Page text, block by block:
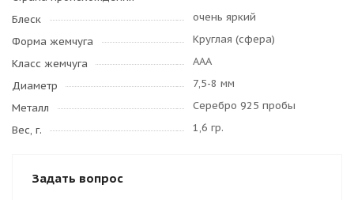
Блеск
очень яркий
Форма жемчуга
Круглая (сфера)
Класс жемчуга
AAA
Диаметр
7,5-8 мм
Металл
Серебро 925 пробы
Вес, г.
1,6 гр.
Задать вопрос